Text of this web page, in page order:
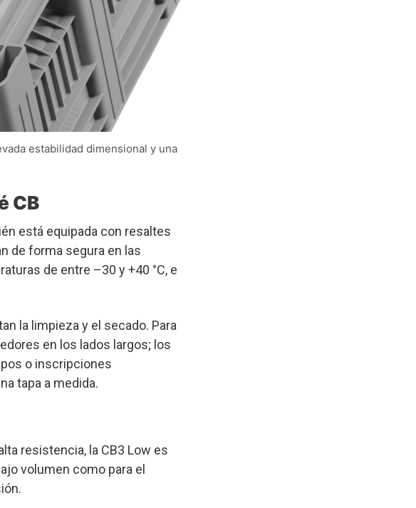
estabilidad dimensional y una
CB
está equipada con resaltes
de forma segura en las
de entre –30 y +40 °C, e
la limpieza y el secado. Para
en los lados largos; los
o inscripciones
tapa a medida.
resistencia, la CB3 Low es
volumen como para el